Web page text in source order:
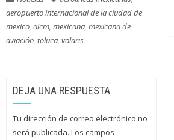
aeropuerto internacional de la ciudad de
mexico, aicm, mexicana, mexicana de
aviación, toluca, volaris
DEJA UNA RESPUESTA
Tu dirección de correo electrónico no
será publicada. Los campos